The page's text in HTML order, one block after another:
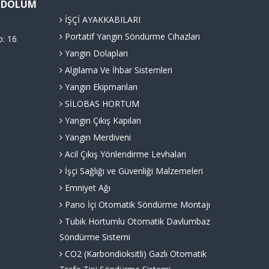
16
İŞÇİ AYAKKABILARI
Portatif Yangın Söndürme Cihazları
Yangın Dolapları
Algılama Ve İhbar Sistemleri
Yangın Ekipmanları
SİLOBAS HORTUM
Yangın Çıkış Kapıları
Yangın Merdiveni
Acil Çıkış Yönlendirme Levhaları
İşçi Sağlığı ve Güvenliği Malzemeleri
Emniyet Ağı
Pano İçi Otomatik Söndürme Montajı
Tubik Hortumlu Otomatik Davlumbaz
Söndürme Sistemi
CO2 (Karbondioksitli) Gazlı Otomatik